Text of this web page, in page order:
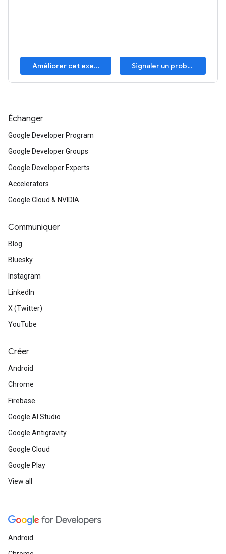
Améliorer cet exemple Signaler un problème
Échanger
Google Developer Program
Google Developer Groups
Google Developer Experts
Accelerators
Google Cloud & NVIDIA
Communiquer
Blog
Bluesky
Instagram
LinkedIn
X (Twitter)
YouTube
Créer
Android
Chrome
Firebase
Google AI Studio
Google Antigravity
Google Cloud
Google Play
View all
Android